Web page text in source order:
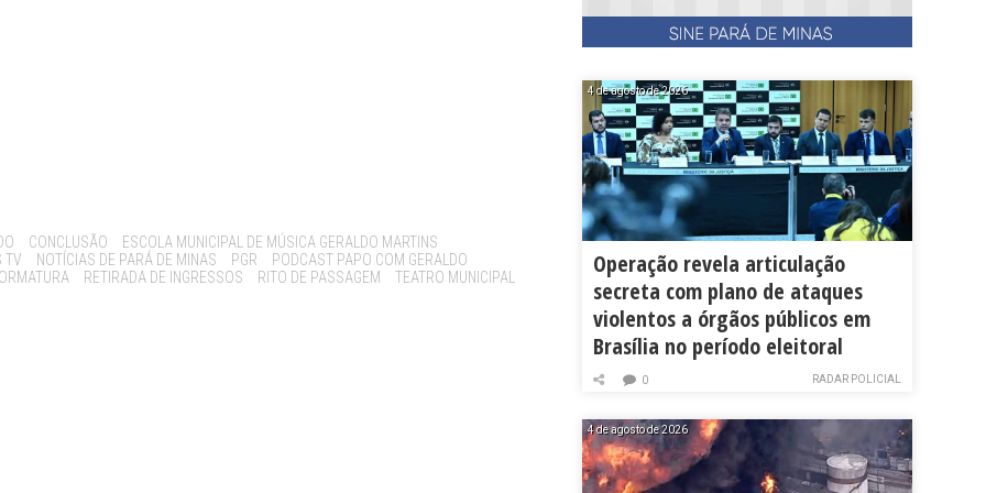
CONCLUSÃO
ESCOLA MUNICIPAL DE MÚSICA GERALDO MARTINS
TV
NOTÍCIAS DE PARÁ DE MINAS PGR
PODCAST PAPO COM GERALDO
RETIRADA DE INGRESSOS RITO DE PASSAGEM TEATRO MUNICIPAL
4 de agosto de 2026
Operação revela articulação
secreta com plano de ataques
violentos a órgãos públicos em
Brasília no período eleitoral
RADAR POLICIAL
0
4 de agosto de 2026